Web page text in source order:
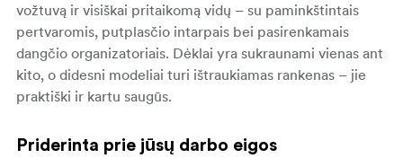
vožtuvą ir visiškai pritaikomą vidų – su paminkštintais
pertvaromis, putplasčio intarpais bei pasirenkamais
dangčio organizatoriais. Dėklai yra sukraunami vienas ant
kito, o didesni modeliai turi ištraukiamas rankenas – jie
praktiški ir kartu saugūs.
Priderinta prie jūsų darbo eigos